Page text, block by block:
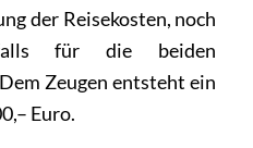
der Reisekosten, noch
für die beiden
Zeugen entsteht ein
Euro.